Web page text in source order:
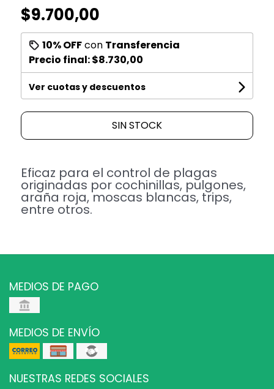
$9.700,00
10% OFFcon Transferencia
Precio final:$8.730,00
Ver cuotas y descuentos
SIN STOCK
Eficaz para el control de plagas
originadas por cochinillas, pulgones,
araña roja, moscas blancas, trips,
entre otros.
MEDIOS DE PAGO
MEDIOS DE ENVÍO
NUESTRAS REDES SOCIALES